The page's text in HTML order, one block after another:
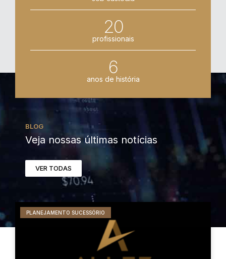
20
profissionais
6
anos de história
BLOG
Veja nossas últimas notícias
VER TODAS
PLANEJAMENTO SUCESSÓRIO